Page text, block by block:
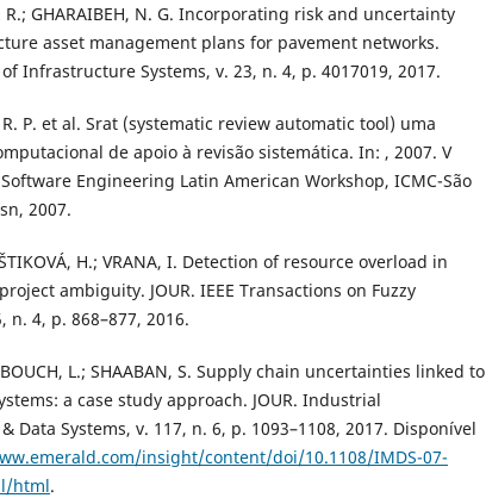
R.; GHARAIBEH, N. G. Incorporating risk and uncertainty
asset management plans for pavement networks.
of Infrastructure Systems, v. 23, n. 4, p. 4017019, 2017.
R. P. et al. Srat (systematic review automatic tool) uma
de apoio à revisão sistemática. In: , 2007. V
Engineering Latin American Workshop, ICMC-São
2007.
H.; VRANA, I. Detection of resource overload in
ambiguity. JOUR. IEEE Transactions on Fuzzy
n. 4, p. 868–877, 2016.
L.; SHAABAN, S. Supply chain uncertainties linked to
a case study approach. JOUR. Industrial
Data Systems, v. 117, n. 6, p. 1093–1108, 2017. Disponível
insight/content/doi/10.1108/IMDS-07-
html.